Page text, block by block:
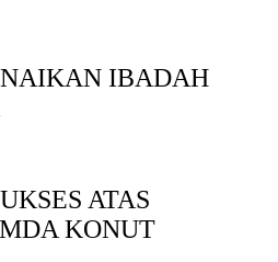
IBADAH
ATAS
KONUT